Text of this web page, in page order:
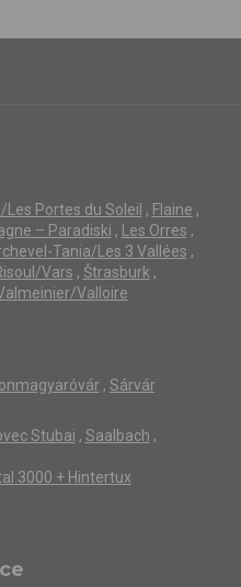
Portes du Soleil , Flaine ,
– Paradiski , Les Orres ,
Tania/Les 3 Vallées ,
Vars , Štrasburk,
Valloire
, Sárvár
Stubai , Saalbach ,
3000 + Hintertux